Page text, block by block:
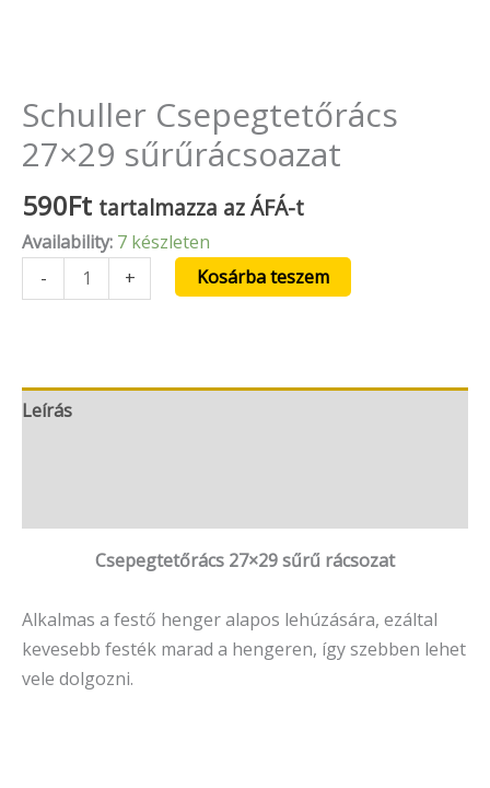
Schuller Csepegtetőrács
27×29 sűrűrácsoazat
590Ft tartalmazza az ÁFÁ-t
Availability: 7 készleten
-
+ Kosárba teszem
Leírás
Csepegtetőrács 27×29 sűrű rácsozat
Alkalmas a festő henger alapos lehúzására, ezáltal
kevesebb festék marad a hengeren, így szebben lehet
vele dolgozni.